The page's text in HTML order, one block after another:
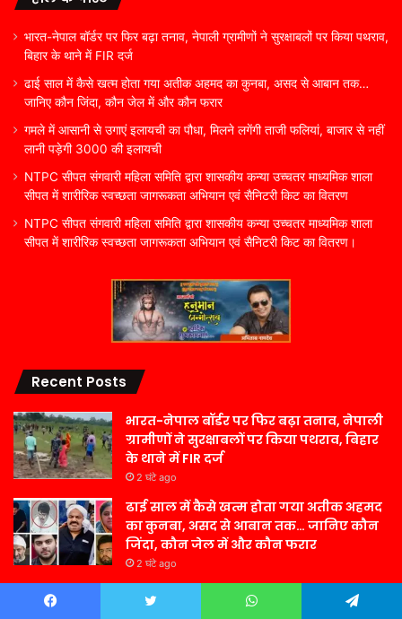
भारत-नेपाल बॉर्डर पर फिर बढ़ा तनाव, नेपाली ग्रामीणों ने सुरक्षाबलों पर किया पथराव,
बिहार के थाने में FIR दर्ज
ढाई साल में कैसे खत्म होता गया अतीक अहमद का कुनबा, असद से आबान तक…
जानिए कौन जिंदा, कौन जेल में और कौन फरार
गमले में आसानी से उगाएं इलायची का पौधा, मिलने लगेंगी ताजी फलियां, बाजार से नहीं
लानी पड़ेगी 3000 की इलायची
NTPC सीपत संगवारी महिला समिति द्वारा शासकीय कन्या उच्चतर माध्यमिक शाला
सीपत में शारीरिक स्वच्छता जागरूकता अभियान एवं सैनिटरी किट का वितरण
NTPC सीपत संगवारी महिला समिति द्वारा शासकीय कन्या उच्चतर माध्यमिक शाला
सीपत में शारीरिक स्वच्छता जागरूकता अभियान एवं सैनिटरी किट का वितरण।
Recent Posts
भारत-नेपाल बॉर्डर पर फिर बढ़ा तनाव, नेपाली
ग्रामीणों ने सुरक्षाबलों पर किया पथराव, बिहार
के थाने में FIR दर्ज
2 घंटे ago
ढाई साल में कैसे खत्म होता गया अतीक अहमद
का कुनबा, असद से आबान तक… जानिए कौन
जिंदा, कौन जेल में और कौन फरार
2 घंटे ago
गमले में आसानी से उगाएं इलायची का पौधा,
मिलने लगेंगी ताजी फलियां, बाजार से नहीं